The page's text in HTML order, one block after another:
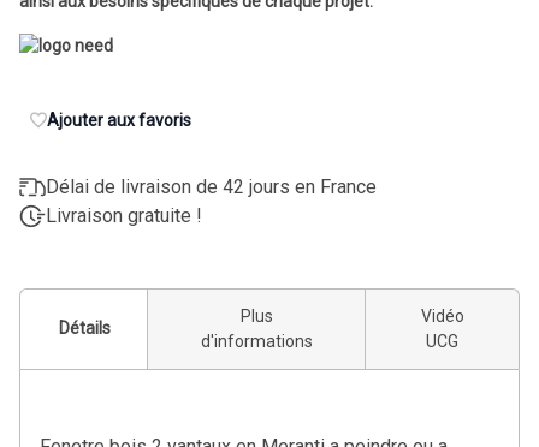
Ajouter aux favoris
Délai de livraison de 42 jours en France
Livraison gratuite !
Détails
Plus
d'informations
Vidéo
UCG